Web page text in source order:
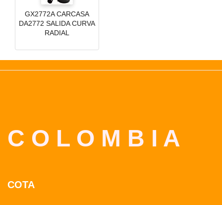
GX2772A CARCASA
DA2772 SALIDA CURVA
RADIAL
C O L O M B I A
COTA